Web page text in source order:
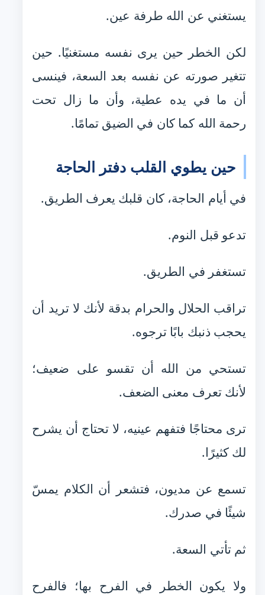
يستغني عن الله طرفة عين.
لكن الخطر حين يرى نفسه مستغنيًا. حين
تتغير صورته عن نفسه بعد السعة، فينسى
أن ما في يده عطية، وأن ما زال تحت
رحمة الله كما كان في الضيق تمامًا.
حين يطوي القلب دفتر الحاجة
في أيام الحاجة، كان قلبك يعرف الطريق.
تدعو قبل النوم.
تستغفر في الطريق.
تراقب الحلال والحرام بدقة لأنك لا تريد أن
يحجب ذنبك بابًا ترجوه.
تستحي من الله أن تقسو على ضعيف؛
لأنك تعرف معنى الضعف.
ترى محتاجًا فتفهم عينيه، لا تحتاج أن يشرح
لك كثيرًا.
تسمع عن مديون، فتشعر أن الكلام يمسّ
شيئًا في صدرك.
ثم تأتي السعة.
ولا يكون الخطر في الفرح بها؛ فالفرح